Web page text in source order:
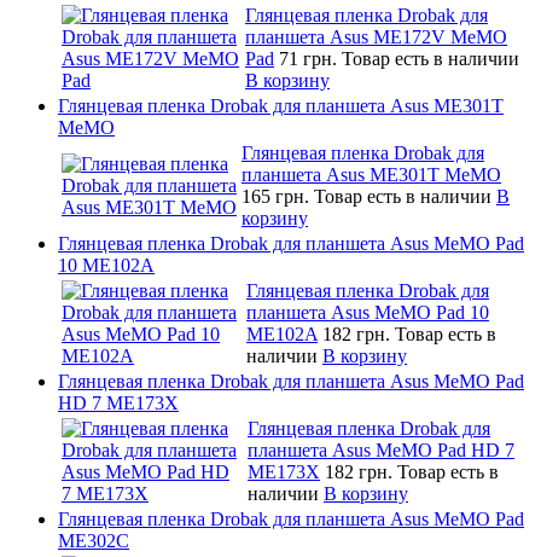
Глянцевая пленка Drobak для
планшета Asus ME172V MeMO
Pad 71 грн. Товар есть в наличии
В корзину
Глянцевая пленка Drobak для планшета Asus ME301T
MeMO
Глянцевая пленка Drobak для
планшета Asus ME301T MeMO
165 грн. Товар есть в наличии В
корзину
Глянцевая пленка Drobak для планшета Asus MeMO Pad
10 ME102A
Глянцевая пленка Drobak для
планшета Asus MeMO Pad 10
ME102A 182 грн. Товар есть в
наличии В корзину
Глянцевая пленка Drobak для планшета Asus MeMO Pad
HD 7 ME173X
Глянцевая пленка Drobak для
планшета Asus MeMO Pad HD 7
ME173X 182 грн. Товар есть в
наличии В корзину
Глянцевая пленка Drobak для планшета Asus MeMO Pad
ME302C